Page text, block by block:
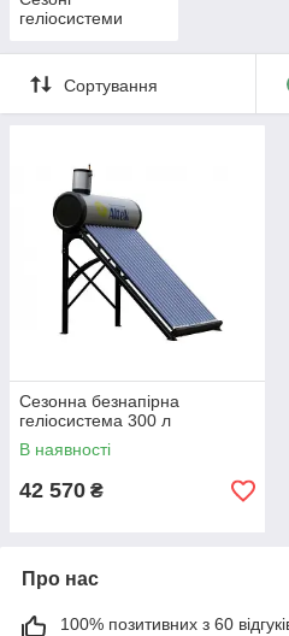
геліосистеми
Сортування
Сезонна безнапірна
геліосистема 300 л
В наявності
42 570 ₴
Про нас
100% позитивних з 60